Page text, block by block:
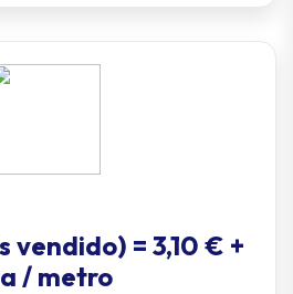
vendido) = 3,10 € +
/ metro